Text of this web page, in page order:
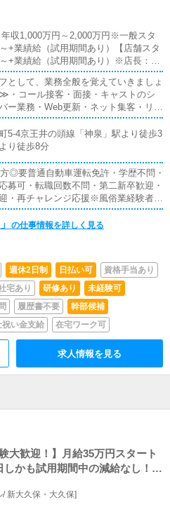
年収1,000万円～2,000万円※一般スタ
+業績給（試用期間あり）【店舗スタ
+業績給（試用期間あり）※店長：年
万円---◇◆ここがポイント◆◇週休2
30万円～業績給支給額は、平均7
に応じて、固定給とは別に、業績給が
年度の支給額は、月額平均で何と7万
として、業務全般を覚えていきましょ
・コール接客・面接・キャストのシ
ー業務・Web更新・ネット集客・リア
れてきたら、幹部候補として、富裕
を行っていきましょう
5-4京王井の頭線「神泉」駅より徒歩3
り徒歩8分
◎要普通自動車運転免許・学歴不問・
募可・転職回数不問・第二新卒歓迎・
・再チャレンジ応援※風俗業経験者優
を上げた実績のある方は、尚優遇しま
の仕事情報を詳しく見る
週休2日制 日払い可
資格手当あり
宅あり 研修あり
未経験可
履歴書不要
幹部候補
祝い金支給 在宅ワーク可
求人情報を見る
験大歓迎！】月給35万円スタート
しかも試用期間中の減給なし！新
で稼ぎたいならBBW！
/ 新大久保・大久保]